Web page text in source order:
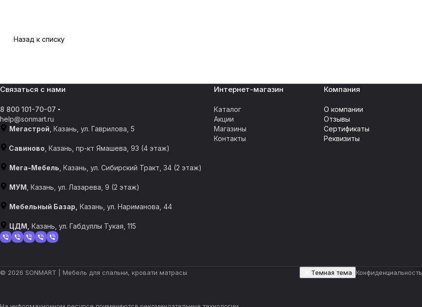
Назад к списку
Связаться с нами
8 800 101-70-07
help@sonmart.ru
Мегастрой , Казань, ул. Гаврилова, 5
Савиново , Казань, пр-кт Ямашева, 93 (4 этаж)
Мега-Мебель , Казань, ул. Сибирский Тракт, 34 (2 этаж)
МУМ , Казань, ул. Лазарева, 9 (2 этаж)
Мебельный Базар, Казань, ул. Нариманова, 44
ЦДМ, Казань, ул. Габдуллы Тукая, 115
Интернет-магазин
Каталог
Акции
Магазины
Контакты
Компания
О компании
Отзывы
Сертификаты
Реквизиты
© 2026 SONMART | Мебель для спальни, кровати матрасы Темная тема Конфиденциальность